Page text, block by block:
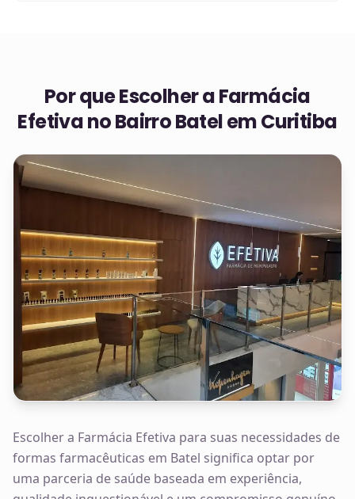
Por que Escolher a Farmácia
Efetiva noBairro Batel em Curitiba
Escolher a Farmácia Efetiva para suas necessidades de
formas farmacêuticas em Batel significa optar por
uma parceria de saúde baseada em experiência,